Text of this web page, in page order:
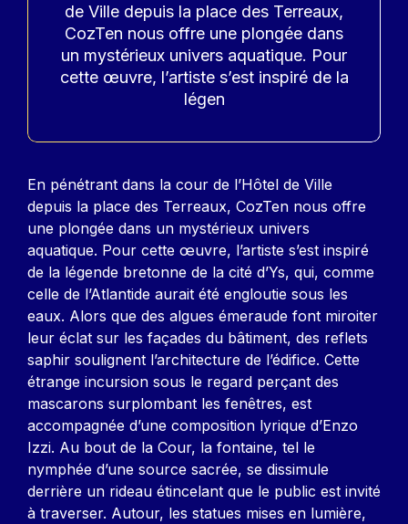
de Ville depuis la place des Terreaux,
CozTen nous offre une plongée dans
un mystérieux univers aquatique. Pour
cette œuvre, l’artiste s’est inspiré de la
légen
Contenu
En pénétrant dans la cour de l’Hôtel de Ville
depuis la place des Terreaux, CozTen nous offre
une plongée dans un mystérieux univers
aquatique. Pour cette œuvre, l’artiste s’est inspiré
de la légende bretonne de la cité d’Ys, qui, comme
celle de l’Atlantide aurait été engloutie sous les
eaux. Alors que des algues émeraude font miroiter
leur éclat sur les façades du bâtiment, des reflets
saphir soulignent l’architecture de l’édifice. Cette
étrange incursion sous le regard perçant des
mascarons surplombant les fenêtres, est
accompagnée d’une composition lyrique d’Enzo
Izzi. Au bout de la Cour, la fontaine, tel le
nymphée d’une source sacrée, se dissimule
derrière un rideau étincelant que le public est invité
à traverser. Autour, les statues mises en lumière,